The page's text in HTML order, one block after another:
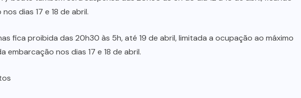
dias 17 e 18 de abril.
fica proibida das 20h30 às 5h, até 19 de abril, limitada a ocupação ao máximo
embarcação nos dias 17 e 18 de abril.